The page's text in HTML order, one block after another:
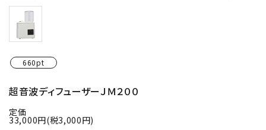
660pt
超音波ディフューザーＪＭ２００
定価
33,000円(税3,000円)